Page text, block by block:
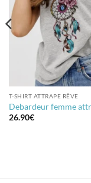
T-SHIRT ATTRAPE RÊVE
Debardeur femme
26.90€